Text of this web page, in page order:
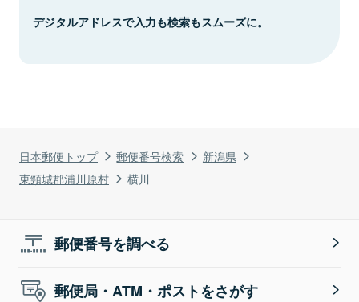
日本郵便トップ 郵便番号検索
新潟県
東頸城郡浦川原村
横川
デジタルアドレスで入力も検索もスムーズに。
郵便番号を調べる
郵便局・ATM・ポストをさがす